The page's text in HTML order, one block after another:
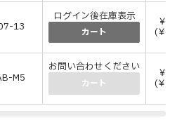
13
ログイン後在庫表示
カート
￥
(￥
M5
お問い合わせください
カート
￥
(￥